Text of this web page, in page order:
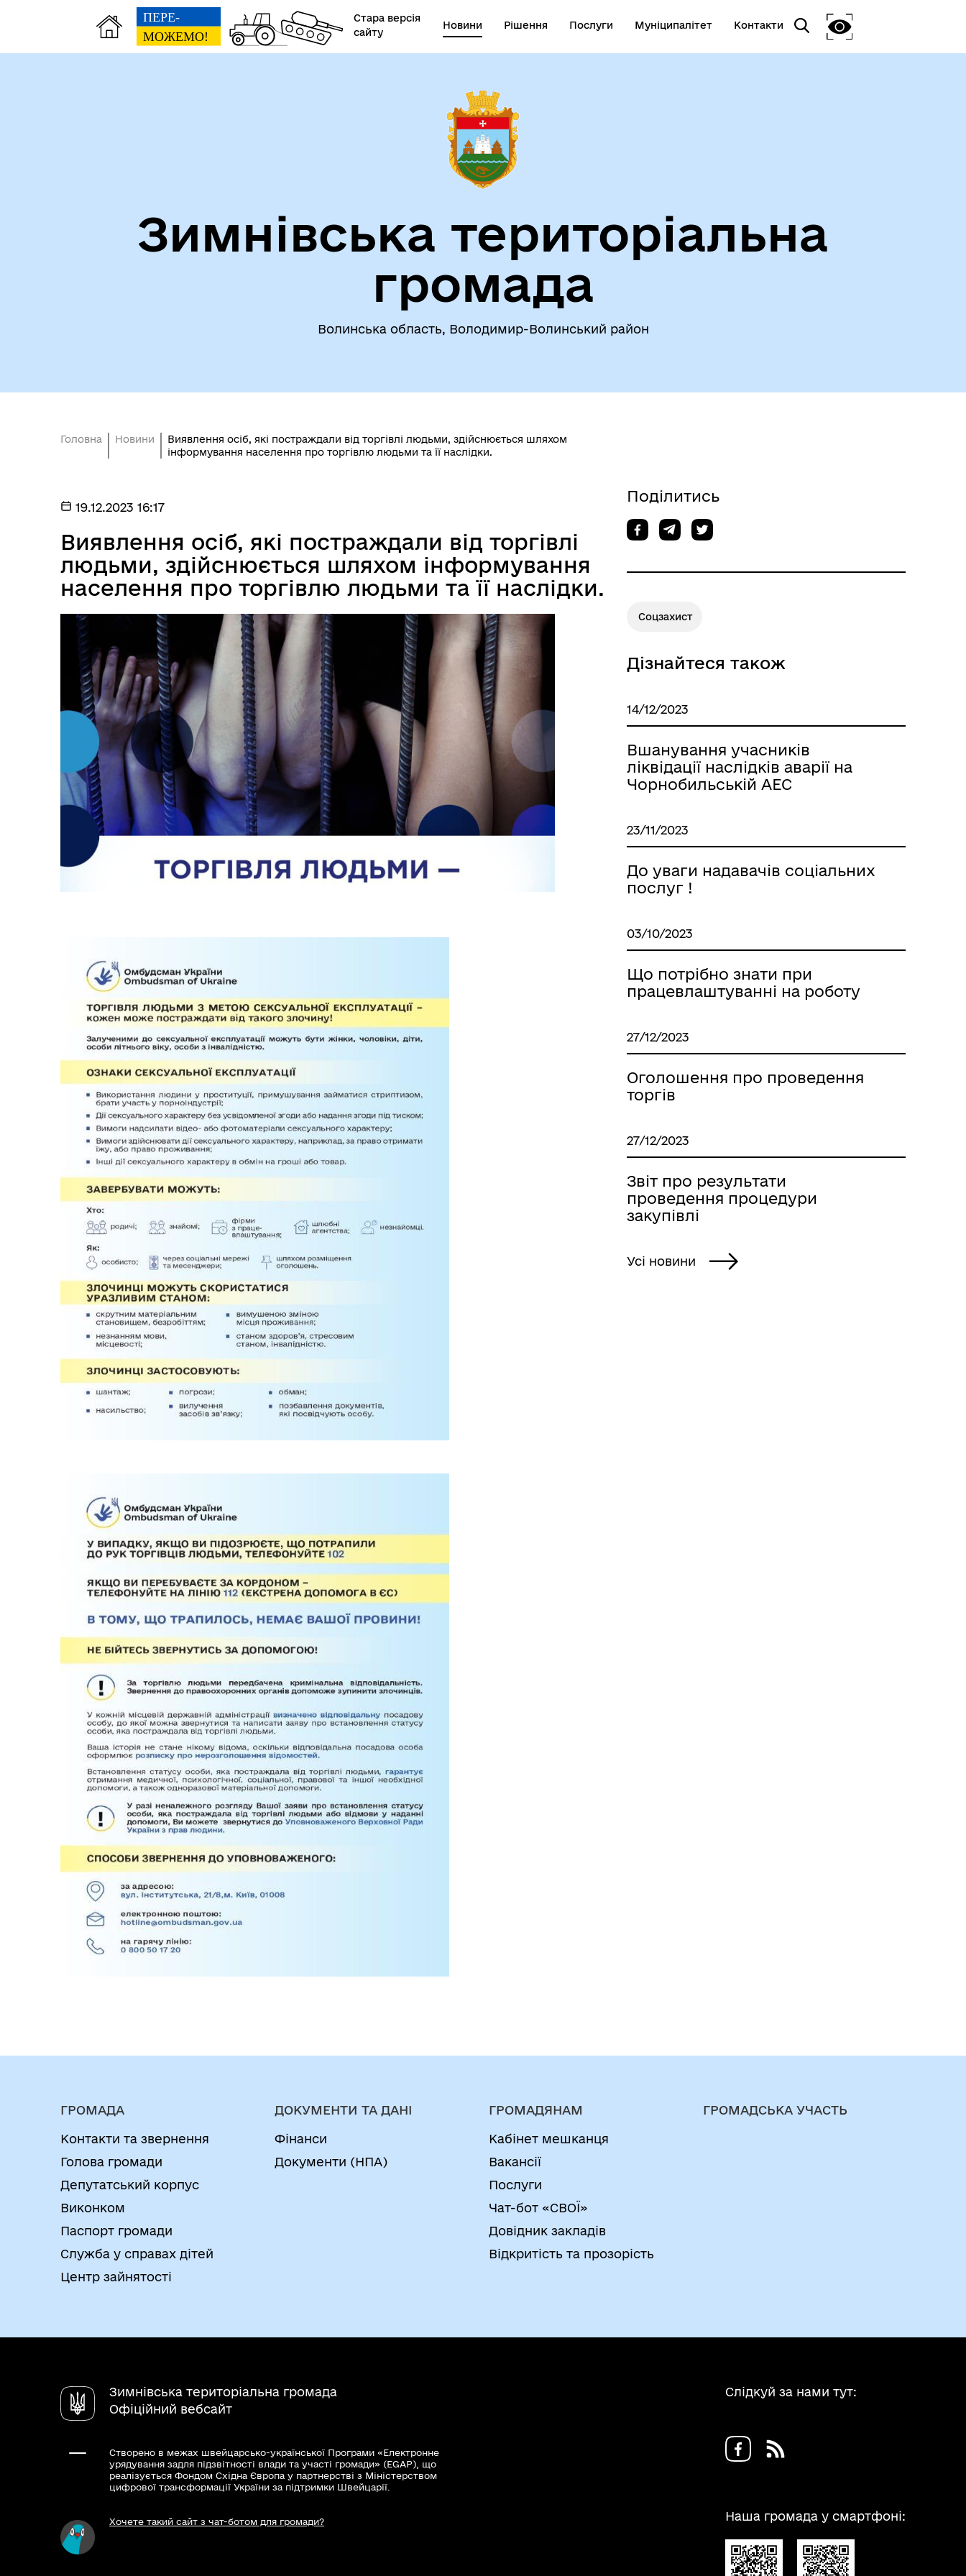
Стара версія
сайту
Новини Рішення Послуги Муніципалітет Контакти
Зимнівська територіальна
громада
Волинська область, Володимир-Волинський район
Головна Новини
Виявлення осіб, які постраждали від торгівлі людьми, здійснюється шляхом
інформування населення про торгівлю людьми та її наслідки.
19.12.2023 16:17
Виявлення осіб, які постраждали від торгівлі
людьми, здійснюється шляхом інформування
населення про торгівлю людьми та її наслідки.
Поділитись
Соцзахист
Дізнайтеся також
14/12/2023
Вшанування учасників
ліквідації наслідків аварії на
Чорнобильській АЕС
23/11/2023
До уваги надавачів соціальних
послуг !
03/10/2023
Що потрібно знати при
працевлаштуванні на роботу
27/12/2023
Оголошення про проведення
торгів
27/12/2023
Звіт про результати
проведення процедури
закупівлі
Усі новини
ГРОМАДА
Контакти та звернення
Голова громади
Депутатський корпус
Виконком
Паспорт громади
Служба у справах дітей
Центр зайнятості
ДОКУМЕНТИ ТА ДАНІ
Фінанси
Документи (НПА)
ГРОМАДЯНАМ
Кабінет мешканця
Вакансії
Послуги
Чат-бот «СВОЇ»
Довідник закладів
Відкритість та прозорість
ГРОМАДСЬКА УЧАСТЬ
Зимнівська територіальна громада
Офіційний вебсайт
Створено в межах швейцарсько-української Програми «Електронне
урядування задля підзвітності влади та участі громади» (EGAP), що
реалізується Фондом Східна Європа у партнерстві з Міністерством
цифрової трансформації України за підтримки Швейцарії.
Хочете такий сайт з чат-ботом для громади?
Слідкуй за нами тут:
Наша громада у смартфоні: